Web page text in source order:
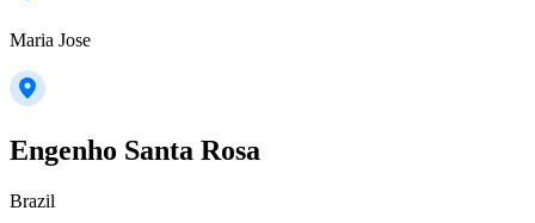
Maria Jose
Engenho Santa Rosa
Brazil